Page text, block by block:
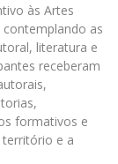
às Artes
as
literatura e
receberam
formativos e
e a